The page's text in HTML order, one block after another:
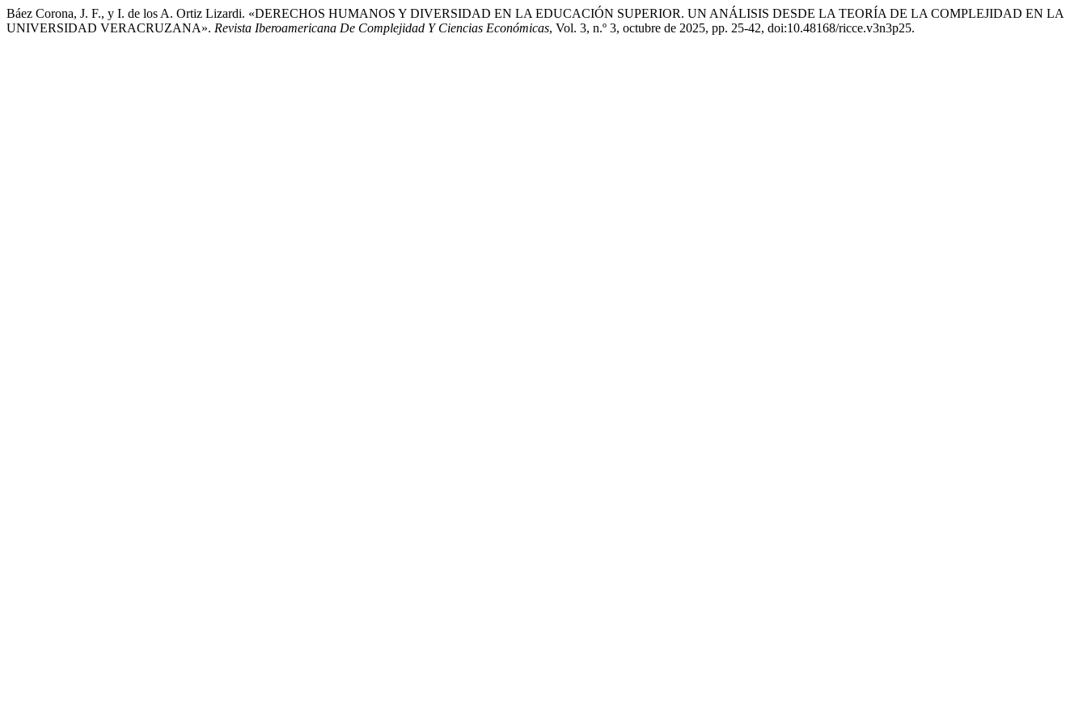
Báez Corona, J. F., y I. de los A. Ortiz Lizardi. «DERECHOS HUMANOS Y DIVERSIDAD EN LA EDUCACIÓN SUPERIOR. UN ANÁLISIS DESDE LA TEORÍA DE LA COMPLEJIDAD EN LA
UNIVERSIDAD VERACRUZANA». Revista Iberoamericana De Complejidad Y Ciencias Económicas, Vol. 3, n.º 3, octubre de 2025, pp. 25-42, doi:10.48168/ricce.v3n3p25.